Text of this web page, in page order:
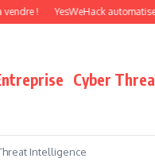
YesWeHack automatise le
Cyber
Intelligence